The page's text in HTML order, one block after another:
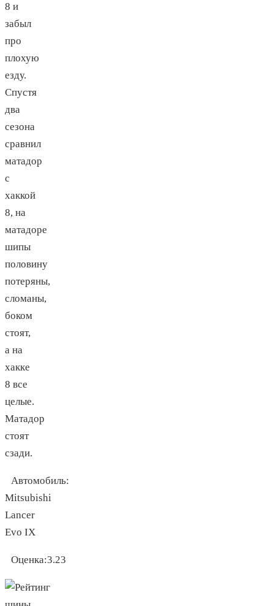
8 и
забыл
про
плохую
езду.
Спустя
два
сезона
сравнил
матадор
с
хаккой
8, на
матадоре
шипы
половину
потеряны,
сломаны,
боком
стоят,
а на
хакке
8 все
целые.
Матадор
стоят
сзади.
Автомобиль:
Mitsubishi
Lancer
Evo IX
Оценка:3.23